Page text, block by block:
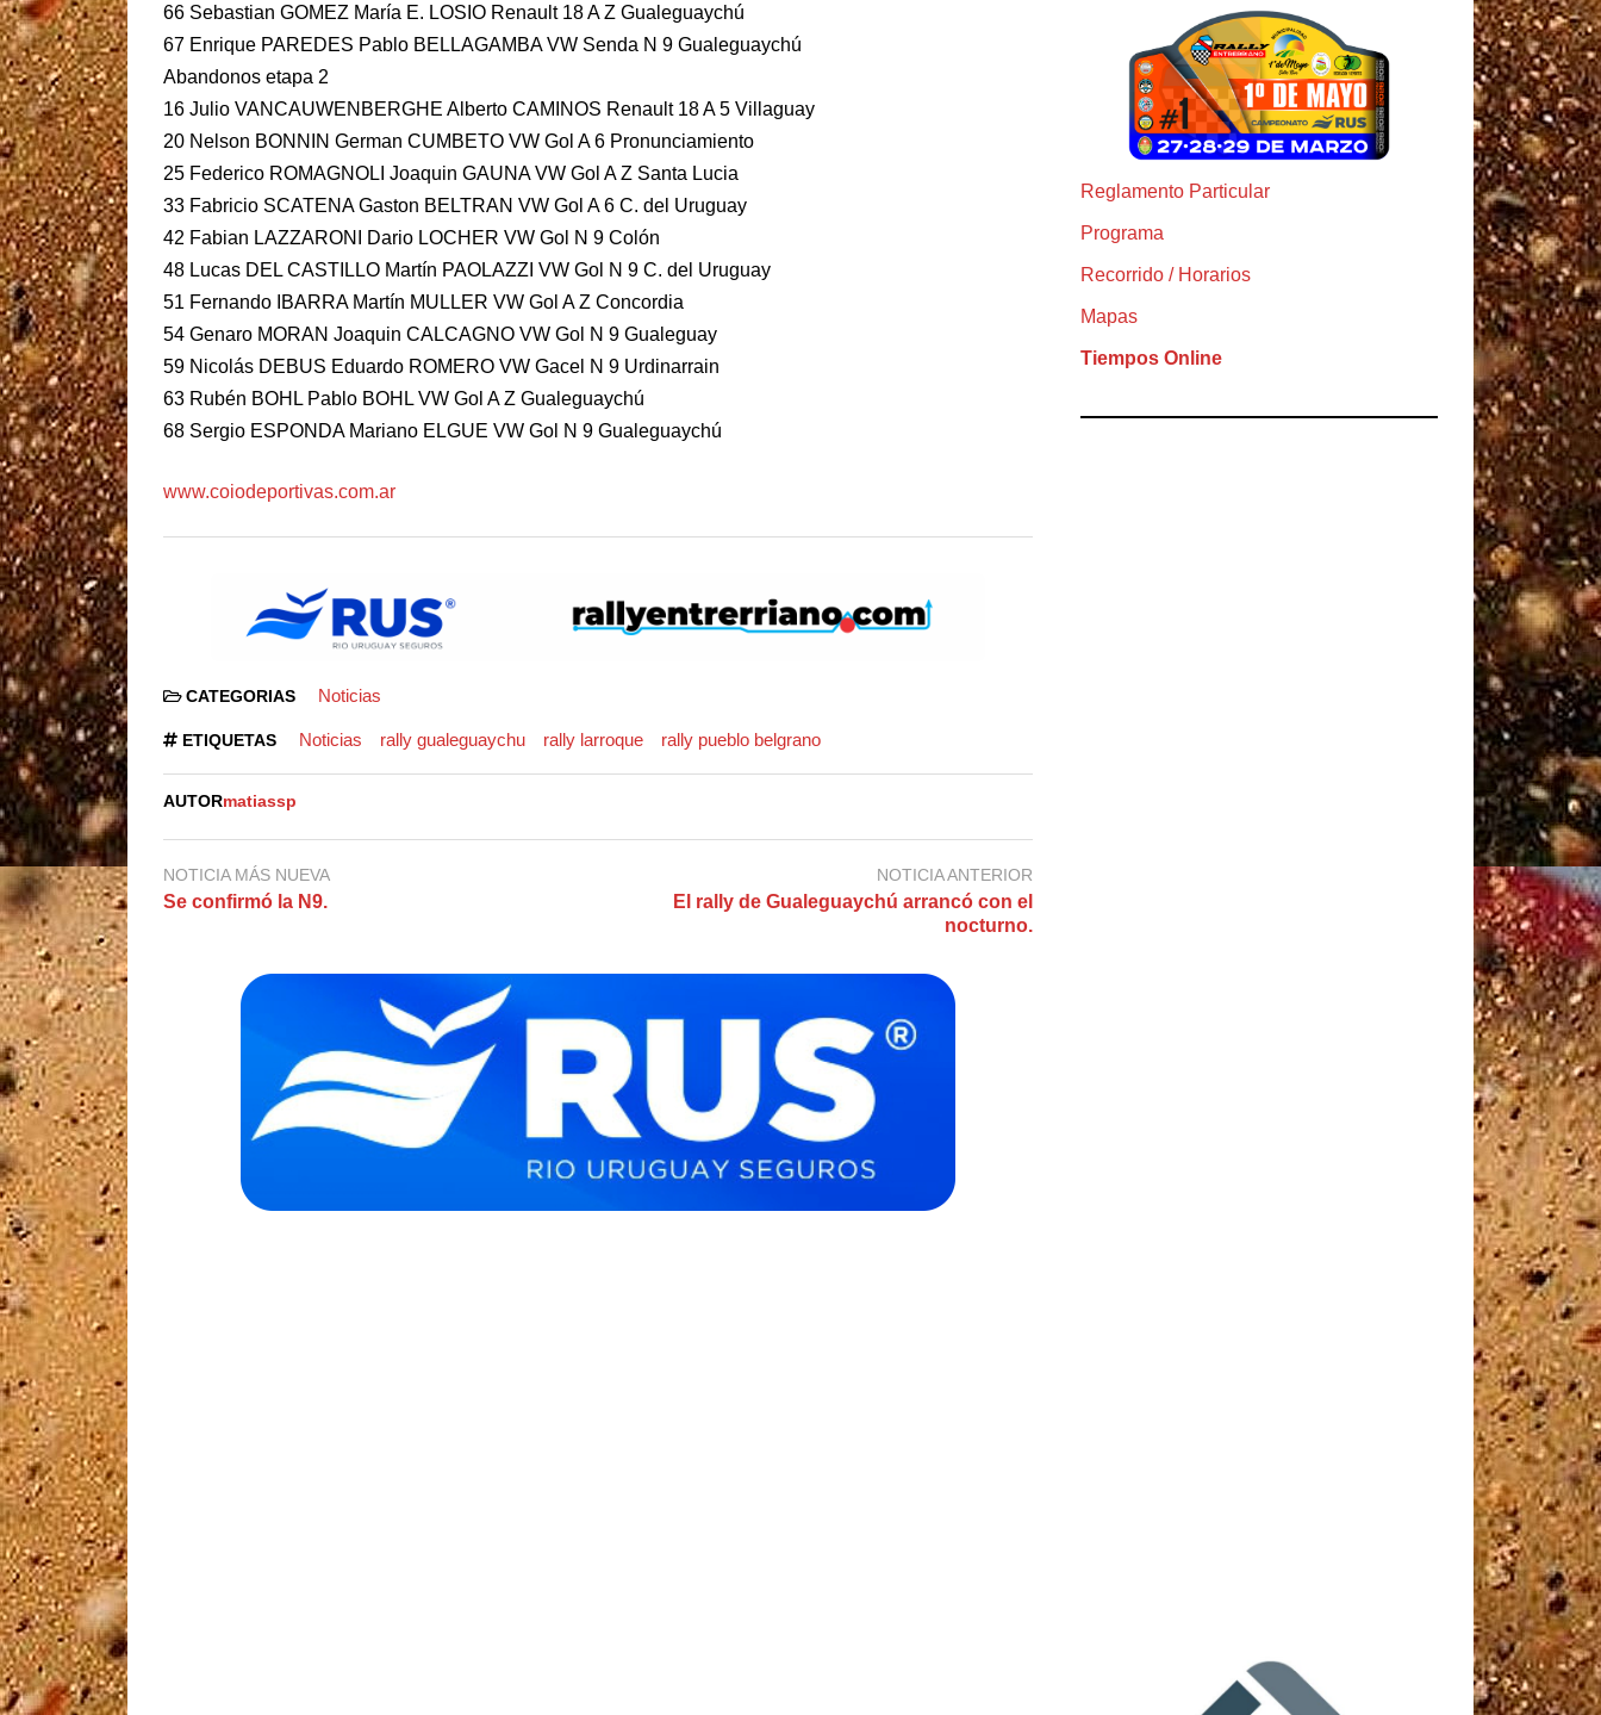
66 Sebastian GOMEZ María E. LOSIO Renault 18 A Z Gualeguaychú
67 Enrique PAREDES Pablo BELLAGAMBA VW Senda N 9 Gualeguaychú
Abandonos etapa 2
16 Julio VANCAUWENBERGHE Alberto CAMINOS Renault 18 A 5 Villaguay
20 Nelson BONNIN German CUMBETO VW Gol A 6 Pronunciamiento
25 Federico ROMAGNOLI Joaquin GAUNA VW Gol A Z Santa Lucia
33 Fabricio SCATENA Gaston BELTRAN VW Gol A 6 C. del Uruguay
42 Fabian LAZZARONI Dario LOCHER VW Gol N 9 Colón
48 Lucas DEL CASTILLO Martín PAOLAZZI VW Gol N 9 C. del Uruguay
51 Fernando IBARRA Martín MULLER VW Gol A Z Concordia
54 Genaro MORAN Joaquin CALCAGNO VW Gol N 9 Gualeguay
59 Nicolás DEBUS Eduardo ROMERO VW Gacel N 9 Urdinarrain
63 Rubén BOHL Pablo BOHL VW Gol A Z Gualeguaychú
68 Sergio ESPONDA Mariano ELGUE VW Gol N 9 Gualeguaychú
www.coiodeportivas.com.ar
CATEGORIAS Noticias
ETIQUETAS Noticias rally gualeguaychu rally larroque rally pueblo belgrano
AUTORmatiassp
NOTICIA MÁS NUEVA
Se confirmó la N9.
NOTICIA ANTERIOR
El rally de Gualeguaychú arrancó con el
nocturno.
Reglamento Particular
Programa
Recorrido / Horarios
Mapas
Tiempos Online